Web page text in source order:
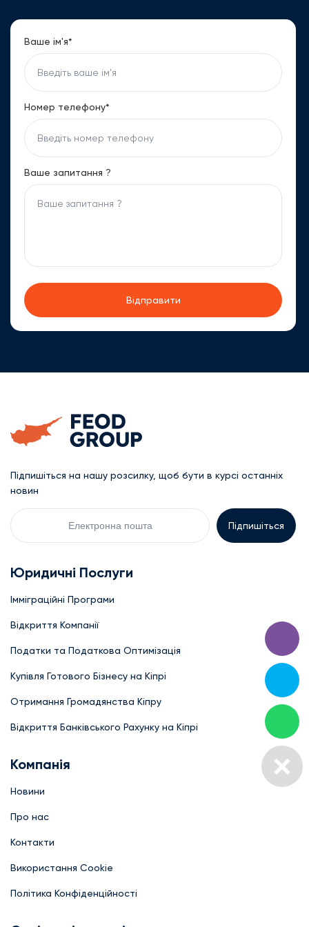
Ваше ім'я*
Номер телефону*
Ваше запитання ?
Підпишіться на нашу розсилку, щоб бути в курсі останніх
новин
Електронна
пошта
Юридичні Послуги
Імміграційні Програми
Відкриття Компанії
Податки та Податкова Оптимізація
Купівля Готового Бізнесу на Кіпрі
Отримання Громадянства Кіпру
Відкриття Банківського Рахунку на Кіпрі
Компанія
Новини
Про нас
Контакти
Використання Cookie
Політика Конфіденційності